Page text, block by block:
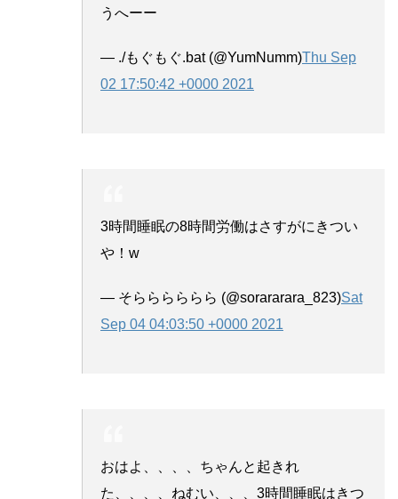
うへーー
— ./もぐもぐ.bat (@YumNumm)Thu Sep
02 17:50:42 +0000 2021
3時間睡眠の8時間労働はさすがにきつい
や！w
— そらららららら (@sorararara_823)Sat
Sep 04 04:03:50 +0000 2021
おはよ、、、、ちゃんと起きれ
た、、、、ねむい、、、3時間睡眠はきつ